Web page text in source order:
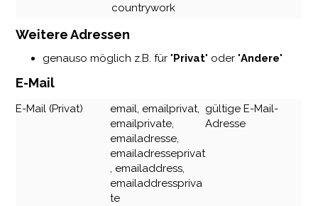
countrywork
Weitere Adressen
genauso möglich z.B. für "Privat" oder "Andere"
E-Mail
E-Mail (Privat)
email, emailprivat,
emailprivate,
emailadresse,
emailadresseprivat
, emailaddress,
emailaddresspriva
te
gültige E-Mail-
Adresse